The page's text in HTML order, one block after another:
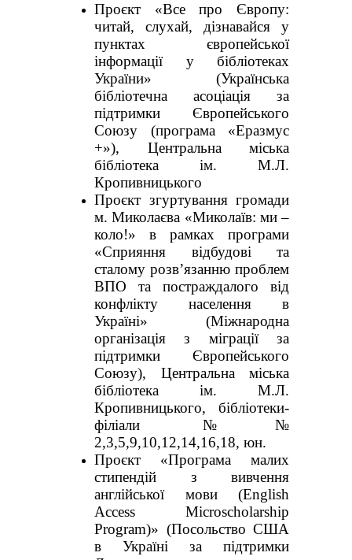
Проєкт «Все про Європу:
читай, слухай, дізнавайся у
пунктах європейської
інформації у бібліотеках
України» (Українська
бібліотечна асоціація за
підтримки Європейського
Союзу (програма «Еразмус
+»), Центральна міська
бібліотека ім. М.Л.
Кропивницького
Проєкт згуртування громади
м. Миколаєва «Миколаїв: ми –
коло!» в рамках програми
«Сприяння відбудові та
сталому розв’язанню проблем
ВПО та постраждалого від
конфлікту населення в
Україні» (Міжнародна
організація з міграції за
підтримки Європейського
Союзу), Центральна міська
бібліотека ім. М.Л.
Кропивницького, бібліотеки-
філіали №№
2,3,5,9,10,12,14,16,18, юн.
Проєкт «Програма малих
стипендій з вивчення
англійської мови (English
Access Microscholarship
Program)» (Посольство США
в Україні за підтримки